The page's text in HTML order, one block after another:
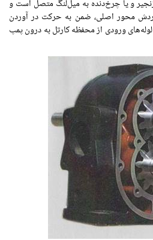
و یا چرخ‌دنده به میل‌لنگ متصل است و
محور اصلی، ضمن به حرکت در آوردن
ورودی از محفظه کارتل به درون پمپ